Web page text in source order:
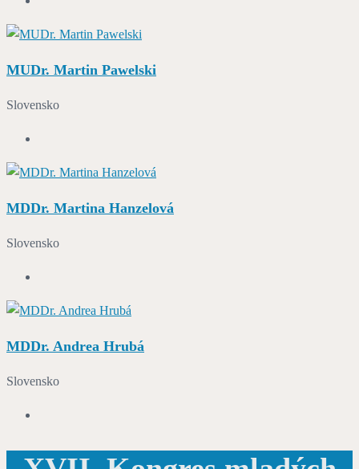
MUDr. Martin Pawelski
Slovensko
MDDr. Martina Hanzelová
Slovensko
MDDr. Andrea Hrubá
Slovensko